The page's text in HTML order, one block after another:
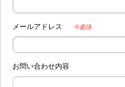
メールアドレス ※必須
お問い合わせ内容